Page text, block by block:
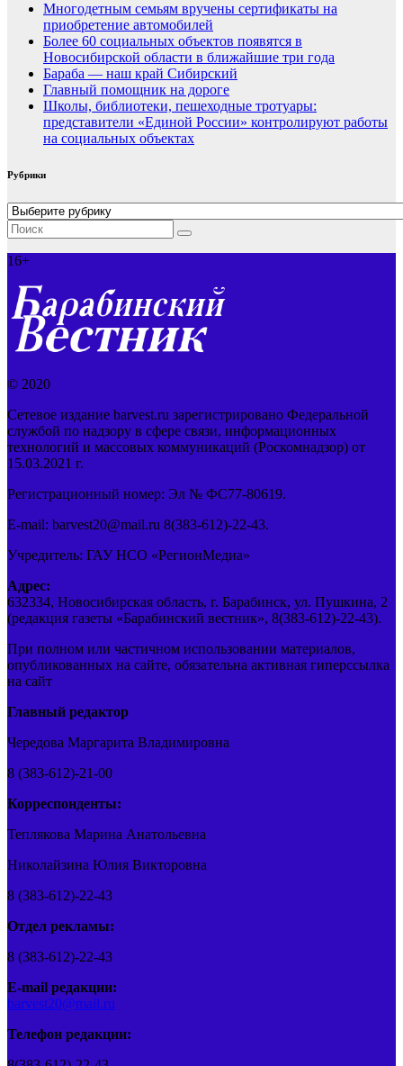
Многодетным семьям вручены сертификаты на
приобретение автомобилей
Более 60 социальных объектов появятся в
Новосибирской области в ближайшие три года
Бараба — наш край Сибирский
Главный помощник на дороге
Школы, библиотеки, пешеходные тротуары:
представители «Единой России» контролируют работы
на социальных объектах
Рубрики
Рубрики
16+
© 2020
Сетевое издание barvest.ru зарегистрировано Федеральной
службой по надзору в сфере связи, информационных
технологий и массовых коммуникаций (Роскомнадзор) от
15.03.2021 г.
Регистрационный номер: Эл № ФС77-80619.
E-mail: barvest20@mail.ru 8(383-612)-22-43.
Учредитель: ГАУ НСО «РегионМедиа»
Адрес:
632334, Новосибирская область, г. Барабинск, ул. Пушкина, 2
(редакция газеты «Барабинский вестник», 8(383-612)-22-43).
При полном или частичном использовании материалов,
опубликованных на сайте, обязательна активная гиперссылка
на сайт
Главный редактор
Чередова Маргарита Владимировна
8 (383-612)-21-00
Корреспонденты:
Теплякова Марина Анатольевна
Николайзина Юлия Викторовна
8 (383-612)-22-43
Отдел рекламы:
8 (383-612)-22-43
E-mail редакции:
barvest20@mail.ru
Телефон редакции: